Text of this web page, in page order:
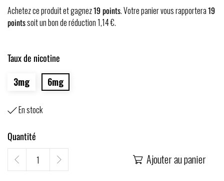
Achetez ce produit et gagnez19points. Votre panier vous rapportera19
pointssoit un bon de réduction1,14 €.
Taux de nicotine
3mg
6mg
En stock
Quantité
 Ajouter au panier